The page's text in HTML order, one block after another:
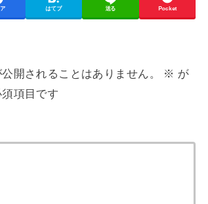
はてブ 送る Pocket
開されることはありません。 ※ が
項目です